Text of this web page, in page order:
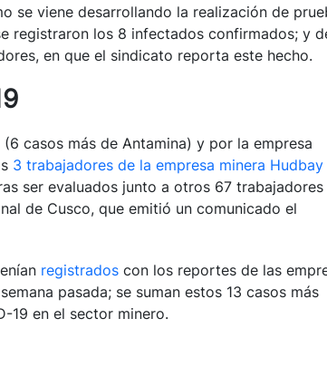
se viene desarrollando la realización de
registraron los 8 infectados confirmados; y
en que el sindicato reporta este hecho.
casos más de Antamina) y por la empresa
3 trabajadores de la empresa minera Hudbay
ser evaluados junto a otros 67 trabajadores
de Cusco, que emitió un comunicado el
registrados con los reportes de las
pasada; se suman estos 13 casos más
19 en el sector minero.